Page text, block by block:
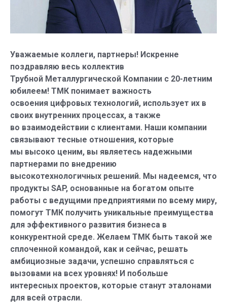
Уважаемые коллеги, партнеры! Искренне
поздравляю весь коллектив
Трубной Металлургической Компании с 20-летним
юбилеем! ТМК понимает важность
освоения цифровых технологий, использует их в
своих внутренних процессах, а также
во взаимодействии с клиентами. Наши компании
связывают тесные отношения, которые
мы высоко ценим, вы являетесь надежными
партнерами по внедрению
высокотехнологичных решений. Мы надеемся, что
продукты SAP, основанные на богатом опыте
работы с ведущими предприятиями по всему миру,
помогут ТМК получить уникальные преимущества
для эффективного развития бизнеса в
конкурентной среде. Желаем ТМК быть такой же
сплоченной командой, как и сейчас, решать
амбициозные задачи, успешно справляться с
вызовами на всех уровнях! И побольше
интересных проектов, которые станут эталонами
для всей отрасли.